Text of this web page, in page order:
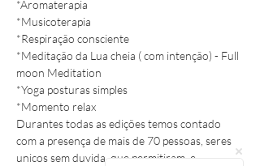
*Aromaterapia
*Musicoterapia
*Respiração consciente
*Meditação da Lua cheia ( com intenção) - Full
moon Meditation
*Yoga posturas simples
*Momento relax
Durantes todas as edições temos contado
com a presença de mais de 70 pessoas, seres
unicos sem duvida, que permitiram, e